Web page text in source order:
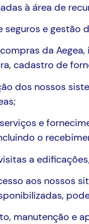
à área de
e gestão
compras da
cadastro de
dos nossos
e
o
a
aos nossos
manutenção e